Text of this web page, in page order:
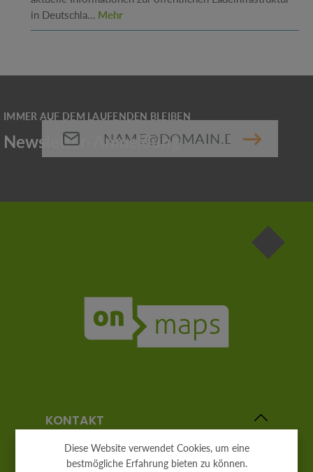
in Deutschla… Mehr
Pflichtfelder.
KONTAKT
Diese Website verwendet Cookies, um eine
bestmögliche Erfahrung bieten zu können.